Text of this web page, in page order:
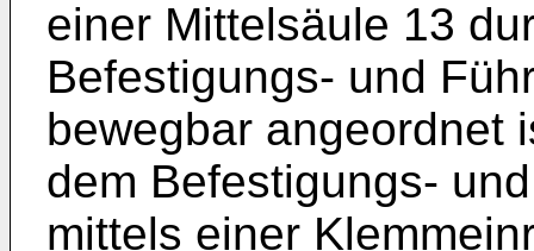
einer Mittelsäule 13
Befestigungs- und
bewegbar angeordnet
dem Befestigungs-
mittels einer